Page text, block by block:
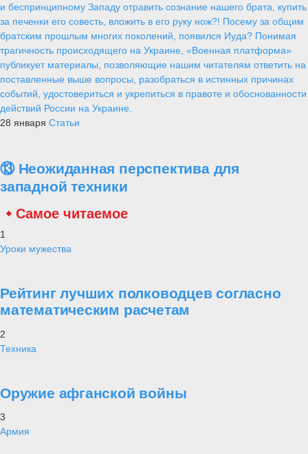
и беспринципному Западу отравить сознание нашего брата, купить
за печенки его совесть, вложить в его руку нож?! Посему за общим
братским прошлым многих поколений, появился Иуда? Понимая
трагичность происходящего на Украине, «Военная платформа»
публикует материалы, позволяющие нашим читателям ответить на
поставленные выше вопросы, разобраться в истинных причинах
событий, удостовериться и укрепиться в правоте и обоснованности
действий России на Украине.
28 января Статьи
⑬ Неожиданная перспектива для
западной техники
Самое читаемое
1
Уроки мужества
Рейтинг лучших полководцев согласно
математическим расчетам
2
Техника
Оружие афганской войны
3
Армия